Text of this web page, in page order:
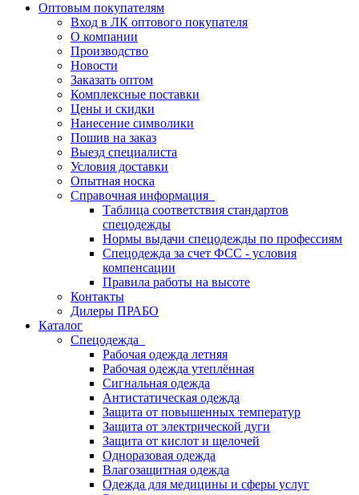
Оптовым покупателям
Вход в ЛК оптового покупателя
О компании
Производство
Новости
Заказать оптом
Комплексные поставки
Цены и скидки
Нанесение символики
Пошив на заказ
Выезд специалиста
Условия доставки
Опытная носка
Справочная информация
Таблица соответствия стандартов
спецодежды
Нормы выдачи спецодежды по профессиям
Спецодежда за счет ФСС - условия
компенсации
Правила работы на высоте
Контакты
Дилеры ПРАБО
Каталог
Спецодежда
Рабочая одежда летняя
Рабочая одежда утеплённая
Сигнальная одежда
Антистатическая одежда
Защита от повышенных температур
Защита от электрической дуги
Защита от кислот и щелочей
Одноразовая одежда
Влагозащитная одежда
Одежда для медицины и сферы услуг